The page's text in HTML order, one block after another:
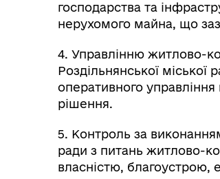
господарства та
нерухомого майна, що
4. Управлінню житлово-
Роздільнянської
оперативного
рішення.
5. Контроль за
ради з питань житлово-
власністю, благоустрою,